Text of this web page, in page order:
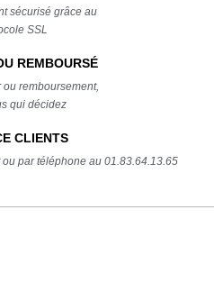
sécurisé grâce au
SSL
REMBOURSÉ
remboursement,
qui décidez
CLIENTS
par téléphone au 01.83.64.13.65